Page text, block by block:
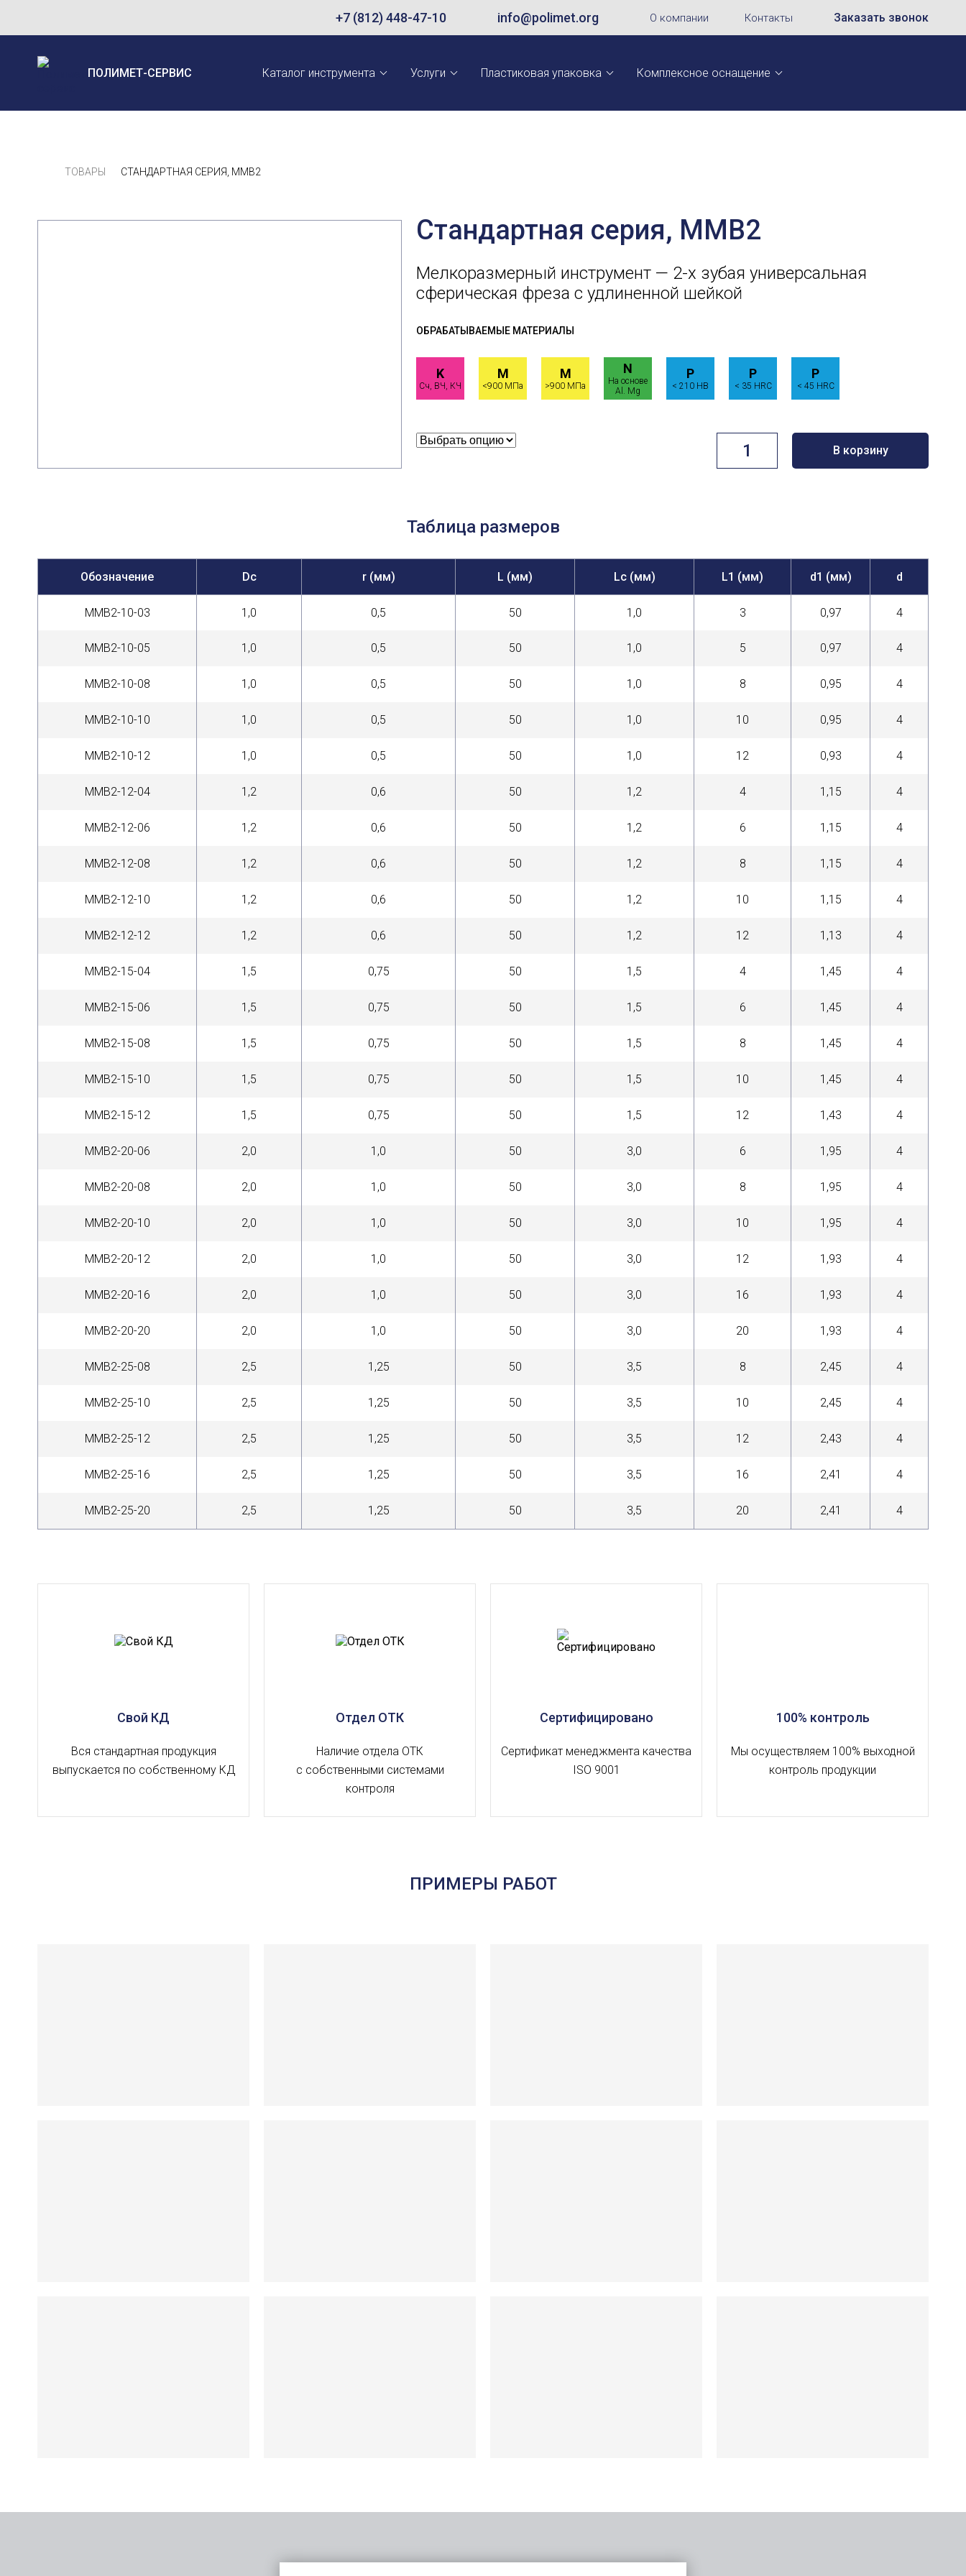
+7 (812) 448-47-10 info@polimet.org О компании Контакты Заказать звонок
ПОЛИМЕТ-СЕРВИС Каталог инструмента Услуги Пластиковая упаковка Комплексное оснащение
ТОВАРЫ СТАНДАРТНАЯ СЕРИЯ, MMB2
Стандартная серия, MMB2
Мелкоразмерный инструмент — 2-х зубая универсальная
сферическая фреза с удлиненной шейкой
ОБРАБАТЫВАЕМЫЕ МАТЕРИАЛЫ
K
Сч, ВЧ, КЧ
M
<900 МПа
M
>900 МПа
N
На основе
Al. Mg
P
< 210 HB
P
< 35 HRC
P
< 45 HRC
товара
Стандартная
В корзину
Таблица размеров
Обозначение Dc r (мм) L (мм) Lc (мм) L1 (мм) d1 (мм) d
MMB2-10-03 1,0 0,5 50 1,0 3 0,97 4
MMB2-10-05 1,0 0,5 50 1,0 5 0,97 4
MMB2-10-08 1,0 0,5 50 1,0 8 0,95 4
MMB2-10-10 1,0 0,5 50 1,0 10 0,95 4
MMB2-10-12 1,0 0,5 50 1,0 12 0,93 4
MMB2-12-04 1,2 0,6 50 1,2 4 1,15 4
MMB2-12-06 1,2 0,6 50 1,2 6 1,15 4
MMB2-12-08 1,2 0,6 50 1,2 8 1,15 4
MMB2-12-10 1,2 0,6 50 1,2 10 1,15 4
MMB2-12-12 1,2 0,6 50 1,2 12 1,13 4
MMB2-15-04 1,5 0,75 50 1,5 4 1,45 4
MMB2-15-06 1,5 0,75 50 1,5 6 1,45 4
MMB2-15-08 1,5 0,75 50 1,5 8 1,45 4
MMB2-15-10 1,5 0,75 50 1,5 10 1,45 4
MMB2-15-12 1,5 0,75 50 1,5 12 1,43 4
MMB2-20-06 2,0 1,0 50 3,0 6 1,95 4
MMB2-20-08 2,0 1,0 50 3,0 8 1,95 4
MMB2-20-10 2,0 1,0 50 3,0 10 1,95 4
MMB2-20-12 2,0 1,0 50 3,0 12 1,93 4
MMB2-20-16 2,0 1,0 50 3,0 16 1,93 4
MMB2-20-20 2,0 1,0 50 3,0 20 1,93 4
MMB2-25-08 2,5 1,25 50 3,5 8 2,45 4
MMB2-25-10 2,5 1,25 50 3,5 10 2,45 4
MMB2-25-12 2,5 1,25 50 3,5 12 2,43 4
MMB2-25-16 2,5 1,25 50 3,5 16 2,41 4
MMB2-25-20 2,5 1,25 50 3,5 20 2,41 4
Свой КД
Вся стандартная продукция
выпускается по собственному КД
Отдел ОТК
Наличие отдела ОТК
с собственными системами
контроля
Сертифицировано
Сертификат менеджмента качества
ISO 9001
100% контроль
Мы осуществляем 100% выходной
контроль продукции
ПРИМЕРЫ РАБОТ